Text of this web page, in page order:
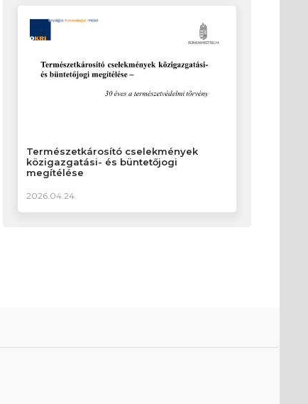
Természetkárosító cselekmények
közigazgatási- és büntetőjogi
megítélése
2026.04.24.